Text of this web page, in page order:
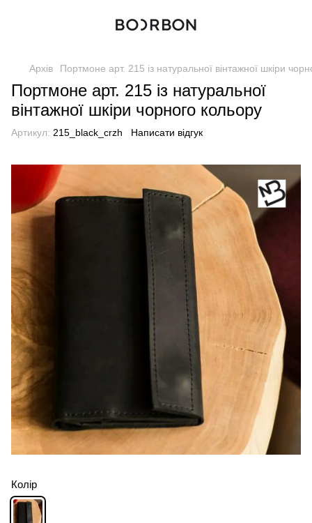
Архів Портмоне арт. 215 із натуральної вінтажної шкіри
Портмоне арт. 215 із натуральної
вінтажної шкіри чорного кольору
Артикул: 215_black_crzh Написати відгук
Колір